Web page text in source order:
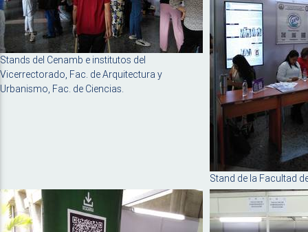
Stands del Cenamb e institutos del
Vicerrectorado, Fac. de Arquitectura y
Urbanismo, Fac. de Ciencias.
Stand de la Facultad